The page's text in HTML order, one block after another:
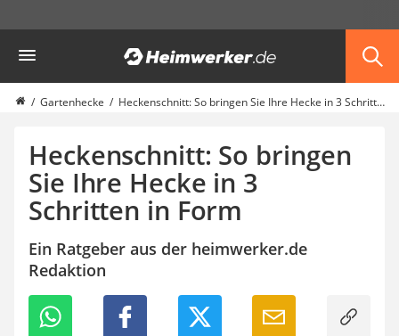
Garten
Akku-Laubsauger
Faltpavillon
Schlauchtrommel
Solar-Lichterkette außen
Teleskopleiter
Ameisengift
Pavillon
Sichtschutzstreifen
Akku-Laubbläser
Koifutter
Kassettenmarkise
Gartenhecke Heckenschnitt: So bringen Sie Ihre Hecke in 3 Schritten in Form
Heckenschnitt: So bringen
Sie Ihre Hecke in 3
Schritten in Form
Ein Ratgeber aus der heimwerker.de
Redaktion